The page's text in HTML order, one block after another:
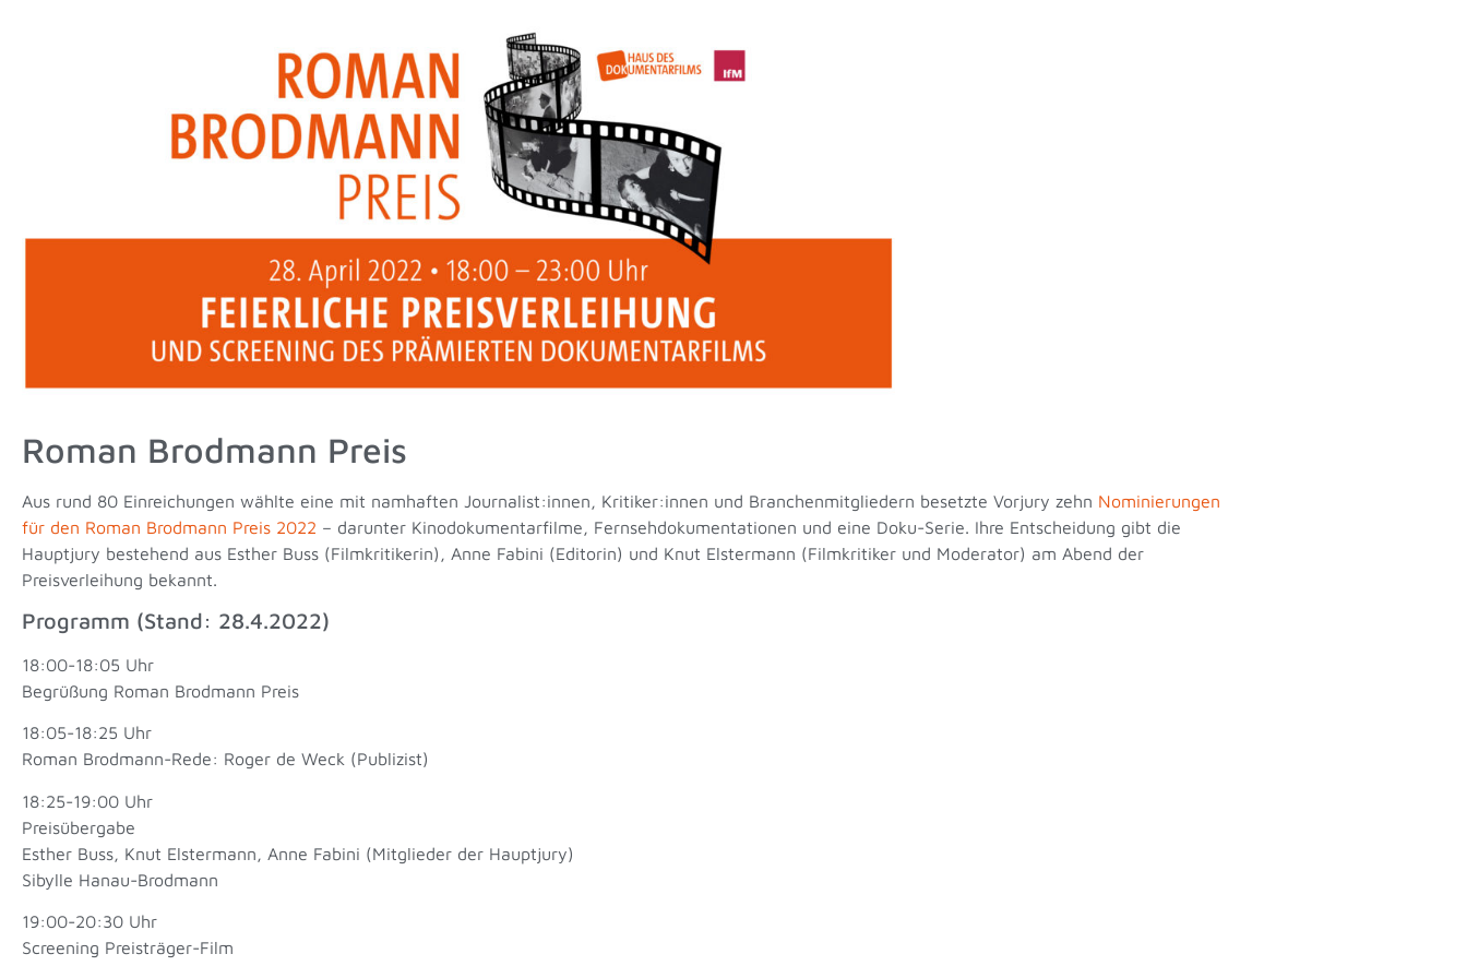
Roman Brodmann Preis
Aus rund 80 Einreichungen wählte eine mit namhaften Journalist:innen, Kritiker:innen und Branchenmitgliedern besetzte Vorjury zehn Nominierungen
für den Roman Brodmann Preis 2022 – darunter Kinodokumentarfilme, Fernsehdokumentationen und eine Doku-Serie. Ihre Entscheidung gibt die
Hauptjury bestehend aus Esther Buss (Filmkritikerin), Anne Fabini (Editorin) und Knut Elstermann (Filmkritiker und Moderator) am Abend der
Preisverleihung bekannt.
Programm (Stand: 28.4.2022)
18:00-18:05 Uhr
Begrüßung Roman Brodmann Preis
18:05-18:25 Uhr
Roman Brodmann-Rede: Roger de Weck (Publizist)
18:25-19:00 Uhr
Preisübergabe
Esther Buss, Knut Elstermann, Anne Fabini (Mitglieder der Hauptjury)
Sibylle Hanau-Brodmann
19:00-20:30 Uhr
Screening Preisträger-Film